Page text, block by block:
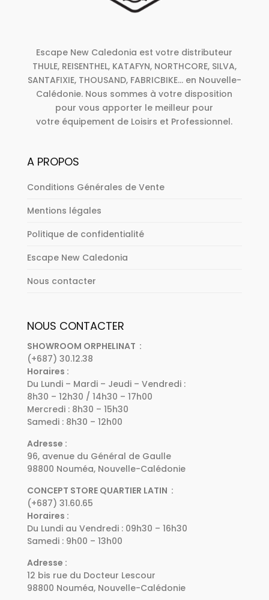
Escape New Caledonia est votre distributeur
THULE, REISENTHEL, KATAFYN, NORTHCORE, SILVA,
SANTAFIXIE, THOUSAND, FABRICBIKE... en Nouvelle-
Calédonie. Nous sommes à votre disposition
pour vous apporter le meilleur pour
votre équipement de Loisirs et Professionnel.
A PROPOS
Conditions Générales de Vente
Mentions légales
Politique de confidentialité
Escape New Caledonia
Nous contacter
NOUS CONTACTER
SHOWROOM ORPHELINAT :
(+687) 30.12.38
Horaires :
Du Lundi – Mardi – Jeudi – Vendredi :
8h30 – 12h30 / 14h30 – 17h00
Mercredi : 8h30 – 15h30
Samedi : 8h30 – 12h00
Adresse :
96, avenue du Général de Gaulle
98800 Nouméa, Nouvelle-Calédonie
CONCEPT STORE QUARTIER LATIN :
(+687) 31.60.65
Horaires :
Du Lundi au Vendredi : 09h30 – 16h30
Samedi : 9h00 – 13h00
Adresse :
12 bis rue du Docteur Lescour
98800 Nouméa, Nouvelle-Calédonie